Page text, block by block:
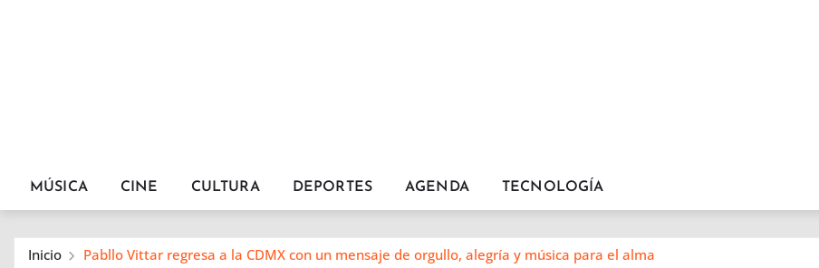
MÚSICA CINE CULTURA DEPORTES AGENDA TECNOLOGÍA
Inicio Pabllo Vittar regresa a la CDMX con un mensaje de orgullo, alegría y música para el alma